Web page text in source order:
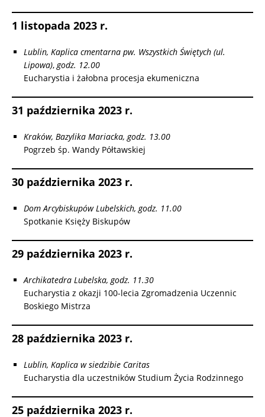
1 listopada 2023 r.
Lublin, Kaplica cmentarna pw. Wszystkich Świętych (ul.
Lipowa),godz. 12.00
Eucharystia i żałobna procesja ekumeniczna
31 października 2023 r.
Kraków, Bazylika Mariacka, godz. 13.00
Pogrzeb śp. Wandy Półtawskiej
30 października 2023 r.
Dom Arcybiskupów Lubelskich, godz. 11.00
Spotkanie Księży Biskupów
29 października 2023 r.
Archikatedra Lubelska, godz. 11.30
Eucharystia z okazji 100-lecia Zgromadzenia Uczennic
Boskiego Mistrza
28 października 2023 r.
Lublin, Kaplica w siedzibie Caritas
Eucharystia dla uczestników Studium Życia Rodzinnego
25 października 2023 r.